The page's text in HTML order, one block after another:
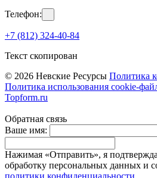
Телефон:
+7 (812) 324-40-84
Текст скопирован
© 2026 Невские Ресурсы Политика
Политика использования cookie-
Topform.ru
Обратная связь
Ваше имя:
Нажимая «Отправить», я
обработку персональных данных и
политики конфиденциальности